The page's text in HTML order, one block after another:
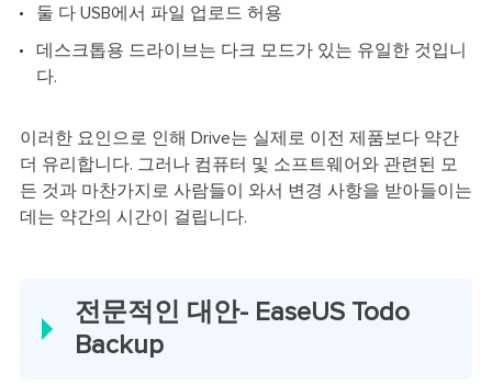
둘 다 USB에서 파일 업로드 허용
데스크톱용 드라이브는 다크 모드가 있는 유일한 것입니
다.
이러한 요인으로 인해 Drive는 실제로 이전 제품보다 약간
더 유리합니다. 그러나 컴퓨터 및 소프트웨어와 관련된 모
든 것과 마찬가지로 사람들이 와서 변경 사항을 받아들이는
데는 약간의 시간이 걸립니다.
전문적인 대안- EaseUS Todo
Backup